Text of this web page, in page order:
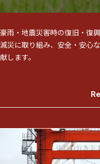
豪雨・地震災害時の復旧・復
減災に取り組み、安全・安心
献します。